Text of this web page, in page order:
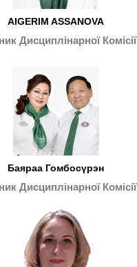
AIGERIM ASSANOVA
Дисциплінарної Комісії
Баяраа Гомбосүрэн
Дисциплінарної Комісії